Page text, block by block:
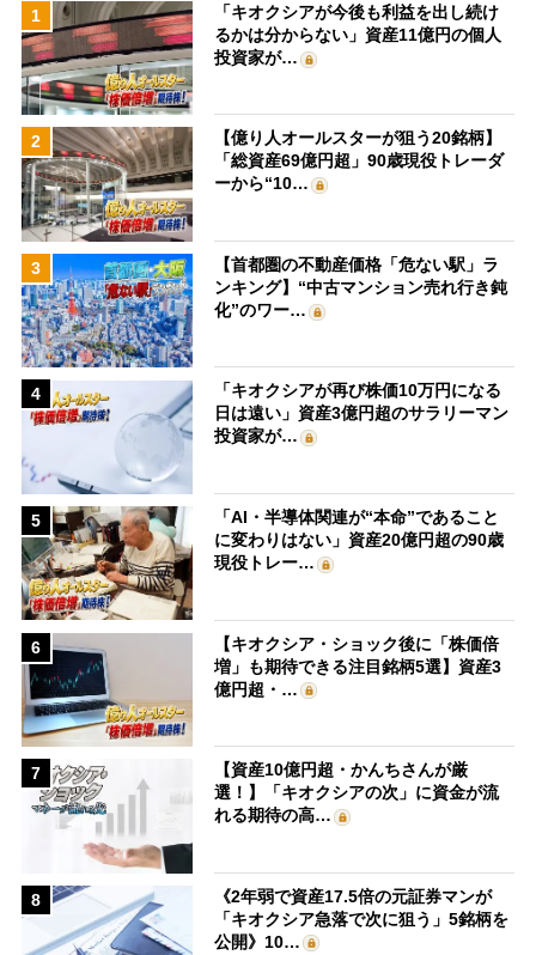
1
「キオクシアが今後も利益を出し続け
るかは分からない」資産11億円の個人
投資家が…
2
【億り人オールスターが狙う20銘柄】
「総資産69億円超」90歳現役トレーダ
ーから“10…
3
【首都圏の不動産価格「危ない駅」ラ
ンキング】“中古マンション売れ行き鈍
化”のワー…
4
「キオクシアが再び株価10万円になる
日は遠い」資産3億円超のサラリーマン
投資家が…
5
「AI・半導体関連が“本命”であること
に変わりはない」資産20億円超の90歳
現役トレー…
6
【キオクシア・ショック後に「株価倍
増」も期待できる注目銘柄5選】資産3
億円超・…
7
【資産10億円超・かんちさんが厳
選！】「キオクシアの次」に資金が流
れる期待の高…
8
《2年弱で資産17.5倍の元証券マンが
「キオクシア急落で次に狙う」5銘柄を
公開》10…